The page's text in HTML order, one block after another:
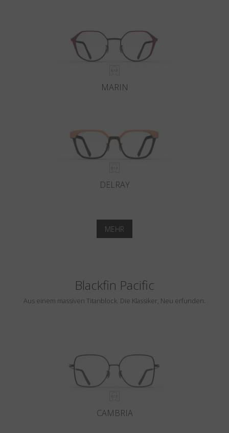
MARIN
DELRAY
MEHR
Blackfin Pacific
Aus einem massiven Titanblock. Die Klassiker, Neu erfunden.
CAMBRIA